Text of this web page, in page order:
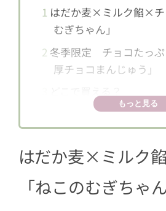
1 はだか麦×ミルク餡×チ
むぎちゃん」
2 冬季限定 チョコたっぷ
厚チョコまんじゅう」
もっと見る
はだか麦×ミルク
「ねこのむぎちゃん